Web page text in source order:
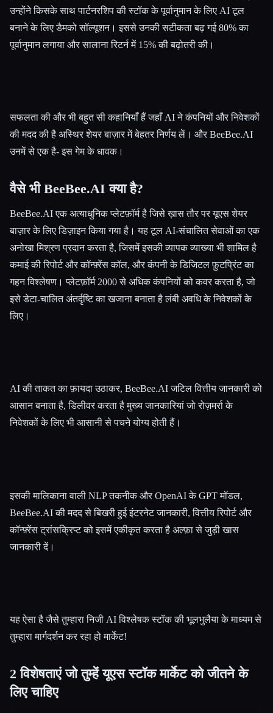
उन्होंने किसके साथ पार्टनरशिप की स्टॉक के पूर्वानुमान के लिए AI टूल
बनाने के लिए डैमको सॉल्यूशन। इससे उनकी सटीकता बढ़ गई 80% का
पूर्वानुमान लगाया और सालाना रिटर्न में 15% की बढ़ोतरी की।
सफलता की और भी बहुत सी कहानियाँ हैं जहाँ AI ने कंपनियों और निवेशकों
की मदद की है अस्थिर शेयर बाज़ार में बेहतर निर्णय लें। और BeeBee.AI
उनमें से एक है- इस गेम के धावक।
वैसे भी BeeBee.AI क्या है?
BeeBee.AI एक अत्याधुनिक प्लेटफ़ॉर्म है जिसे ख़ास तौर पर यूएस शेयर
बाज़ार के लिए डिज़ाइन किया गया है। यह टूल AI-संचालित सेवाओं का एक
अनोखा मिश्रण प्रदान करता है, जिसमें इसकी व्यापक व्याख्या भी शामिल है
कमाई की रिपोर्ट और कॉन्फ़्रेंस कॉल, और कंपनी के डिजिटल फ़ुटप्रिंट का
गहन विश्लेषण। प्लेटफ़ॉर्म 2000 से अधिक कंपनियों को कवर करता है, जो
इसे डेटा-चालित अंतर्दृष्टि का खजाना बनाता है लंबी अवधि के निवेशकों के
लिए।
AI की ताकत का फ़ायदा उठाकर, BeeBee.AI जटिल वित्तीय जानकारी को
आसान बनाता है, डिलीवर करता है मुख्य जानकारियां जो रोज़मर्रा के
निवेशकों के लिए भी आसानी से पचने योग्य होती हैं।
इसकी मालिकाना वाली NLP तकनीक और OpenAI के GPT मॉडल,
BeeBee.AI की मदद से बिखरी हुई इंटरनेट जानकारी, वित्तीय रिपोर्ट और
कॉन्फ़्रेंस ट्रांसक्रिप्ट को इसमें एकीकृत करता है अल्फ़ा से जुड़ी खास
जानकारी दें।
यह ऐसा है जैसे तुम्हारा निजी AI विश्लेषक स्टॉक की भूलभुलैया के माध्यम से
तुम्हारा मार्गदर्शन कर रहा हो मार्केट!
2 विशेषताएं जो तुम्हेंं यूएस स्टॉक मार्केट को जीतने के
लिए चाहिए